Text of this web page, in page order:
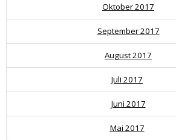
Oktober 2017
September 2017
August 2017
Juli 2017
Juni 2017
Mai 2017